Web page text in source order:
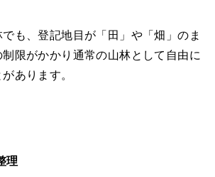
も、登記地目が「田」や「畑」のま
限がかかり通常の山林として自由に
あります。
理